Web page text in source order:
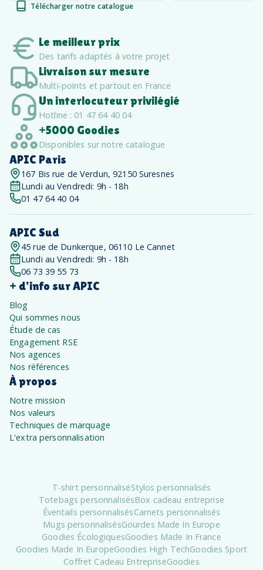
Télécharger notre catalogue
Le meilleur prix
Des tarifs adaptés à votre projet
Livraison sur mesure
Multi-points et partout en France
Un interlocuteur privilégié
Hotline : 01 47 64 40 04
+5000 Goodies
Disponibles sur notre catalogue
APIC Paris
167 Bis rue de Verdun, 92150 Suresnes
Lundi au Vendredi: 9h - 18h
01 47 64 40 04
APIC Sud
45 rue de Dunkerque, 06110 Le Cannet
Lundi au Vendredi: 9h - 18h
06 73 39 55 73
+ d'info sur APIC
Blog
Qui sommes nous
Étude de cas
Engagement RSE
Nos agences
Nos références
À propos
Notre mission
Nos valeurs
Techniques de marquage
L'extra personnalisation
T-shirt personnaliséStylos personnalisés
Totebags personnalisésBox cadeau entreprise
Éventails personnalisésCarnets personnalisés
Mugs personnalisésGourdes Made In Europe
Goodies ÉcologiquesGoodies Made In France
Goodies Made In EuropeGoodies High TechGoodies Sport
Coffret Cadeau EntrepriseGoodies